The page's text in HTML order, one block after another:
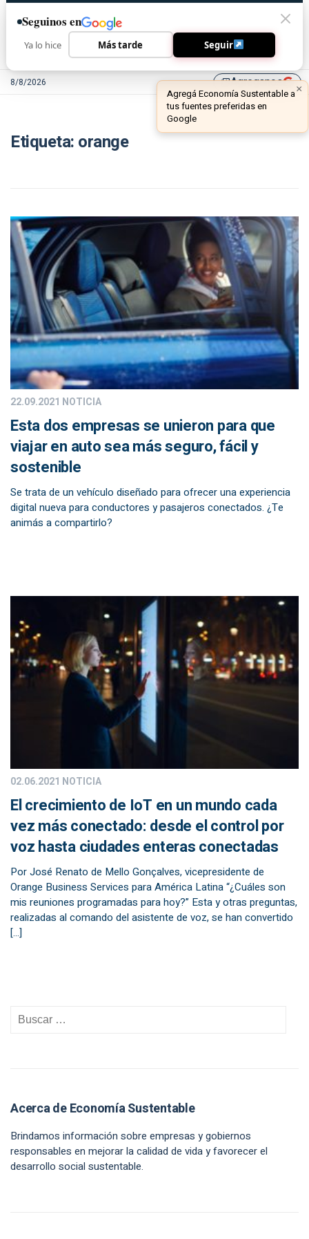
8/8/2026 library_addAgreganos ×
Agregá Economía Sustentable a
tus fuentes preferidas en
Google
Etiqueta: orange
22.09.2021 NOTICIA
Esta dos empresas se unieron para que
viajar en auto sea más seguro, fácil y
sostenible
Se trata de un vehículo diseñado para ofrecer una experiencia
digital nueva para conductores y pasajeros conectados. ¿Te
animás a compartirlo?
02.06.2021 NOTICIA
El crecimiento de IoT en un mundo cada
vez más conectado: desde el control por
voz hasta ciudades enteras conectadas
Por José Renato de Mello Gonçalves, vicepresidente de
Orange Business Services para América Latina “¿Cuáles son
mis reuniones programadas para hoy?” Esta y otras preguntas,
realizadas al comando del asistente de voz, se han convertido
[…]
Acerca de Economía Sustentable
Brindamos información sobre empresas y gobiernos
responsables en mejorar la calidad de vida y favorecer el
desarrollo social sustentable.
Seguinos en
Ya lo hice Más tarde Seguir